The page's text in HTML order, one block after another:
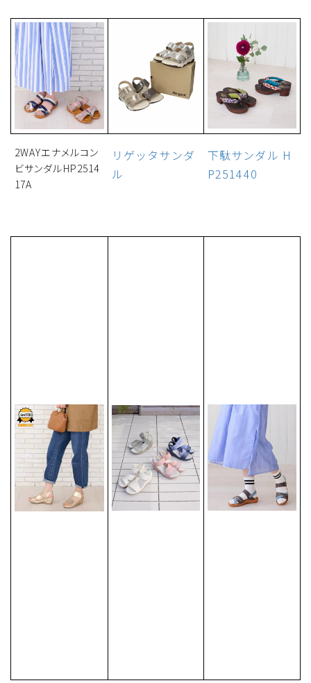
2WAYエナメルコン
ビサンダルHP2514
17A
リゲッタサンダ
ル
下駄サンダル H
P251440